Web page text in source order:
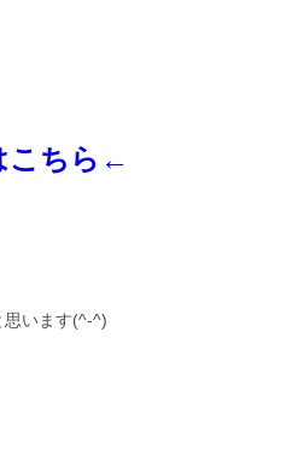
こちら ←
思います(^-^)